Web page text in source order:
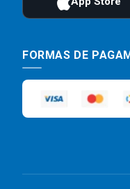
FORMAS DE